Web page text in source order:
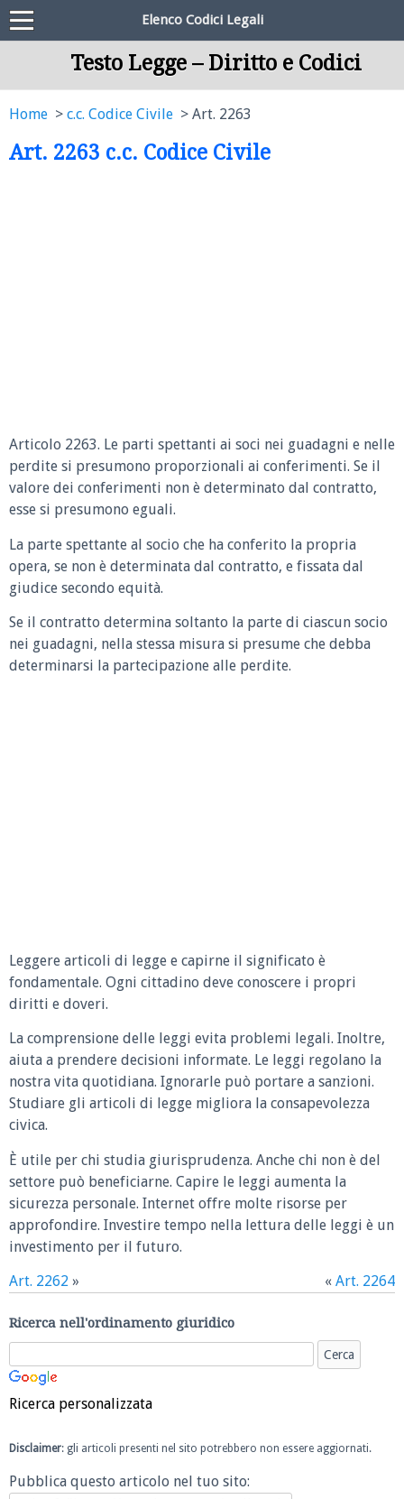
Elenco Codici Legali
Testo Legge – Diritto e Codici
Home c.c. Codice Civile Art. 2263
Art. 2263 c.c. Codice Civile
Articolo 2263. Le parti spettanti ai soci nei guadagni e nelle
perdite si presumono proporzionali ai conferimenti. Se il
valore dei conferimenti non è determinato dal contratto,
esse si presumono eguali.
La parte spettante al socio che ha conferito la propria
opera, se non è determinata dal contratto, e fissata dal
giudice secondo equità.
Se il contratto determina soltanto la parte di ciascun socio
nei guadagni, nella stessa misura si presume che debba
determinarsi la partecipazione alle perdite.
Leggere articoli di legge e capirne il significato è
fondamentale. Ogni cittadino deve conoscere i propri
diritti e doveri.
La comprensione delle leggi evita problemi legali. Inoltre,
aiuta a prendere decisioni informate. Le leggi regolano la
nostra vita quotidiana. Ignorarle può portare a sanzioni.
Studiare gli articoli di legge migliora la consapevolezza
civica.
È utile per chi studia giurisprudenza. Anche chi non è del
settore può beneficiarne. Capire le leggi aumenta la
sicurezza personale. Internet offre molte risorse per
approfondire. Investire tempo nella lettura delle leggi è un
investimento per il futuro.
Art. 2262 » « Art. 2264
Ricerca nell'ordinamento giuridico
Ricerca personalizzata
Disclaimer: gli articoli presenti nel sito potrebbero non essere aggiornati.
Pubblica questo articolo nel tuo sito: